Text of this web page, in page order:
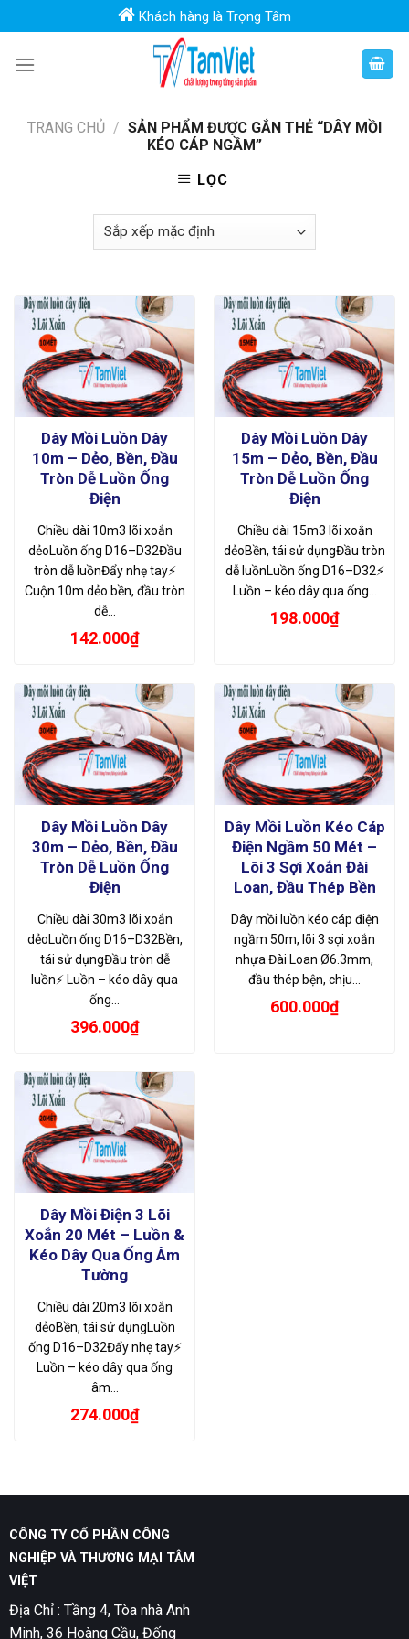
to
content
Khách hàng là Trọng Tâm
TRANG CHỦ / SẢN PHẨM ĐƯỢC GẮN THẺ “DÂY MỒI
KÉO CÁP NGẦM”
LỌC
Dây Mồi Luồn Dây
10m – Dẻo, Bền, Đầu
Tròn Dễ Luồn Ống
Điện
Chiều dài 10m3 lõi xoắn
dẻoLuồn ống D16–D32Đầu
tròn dễ luồnĐẩy nhẹ tay⚡
Cuộn 10m dẻo bền, đầu tròn
dễ…
142.000₫
Dây Mồi Luồn Dây
15m – Dẻo, Bền, Đầu
Tròn Dễ Luồn Ống
Điện
Chiều dài 15m3 lõi xoắn
dẻoBền, tái sử dụngĐầu tròn
dễ luồnLuồn ống D16–D32⚡
Luồn – kéo dây qua ống…
198.000₫
Dây Mồi Luồn Dây
30m – Dẻo, Bền, Đầu
Tròn Dễ Luồn Ống
Điện
Chiều dài 30m3 lõi xoắn
dẻoLuồn ống D16–D32Bền,
tái sử dụngĐầu tròn dễ
luồn⚡ Luồn – kéo dây qua
ống…
396.000₫
Dây Mồi Luồn Kéo Cáp
Điện Ngầm 50 Mét –
Lõi 3 Sợi Xoắn Đài
Loan, Đầu Thép Bền
Dây mồi luồn kéo cáp điện
ngầm 50m, lõi 3 sợi xoắn
nhựa Đài Loan Ø6.3mm,
đầu thép bện, chịu…
600.000₫
Dây Mồi Điện 3 Lõi
Xoắn 20 Mét – Luồn &
Kéo Dây Qua Ống Âm
Tường
Chiều dài 20m3 lõi xoắn
dẻoBền, tái sử dụngLuồn
ống D16–D32Đẩy nhẹ tay⚡
Luồn – kéo dây qua ống
âm…
274.000₫
CÔNG TY CỔ PHẦN CÔNG
NGHIỆP VÀ THƯƠNG MẠI TÂM
VIỆT
Địa Chỉ : Tầng 4, Tòa nhà Anh
Minh, 36 Hoàng Cầu, Đống